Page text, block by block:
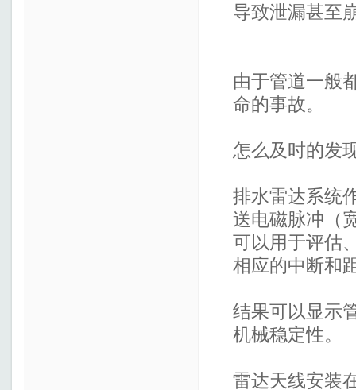
导致泄漏甚至
由于管道一般
命的事故。
怎么及时的发
排水雷达系统
送电磁脉冲（
可以用于评估
相应的中断和
结果可以显示
机械稳定性。
雷达天线安装